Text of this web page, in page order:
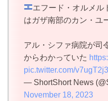
エフード・オルメル
はガザ南部のカン・ユ
アル・シファ病院が司
からわかっていた
pic.twitter.com/
— ShortShort News
November 18, 2023